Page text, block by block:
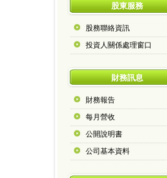
股東服務
股務聯絡資訊
投資人關係處理窗口
財務訊息
財務報告
每月營收
公開說明書
公司基本資料